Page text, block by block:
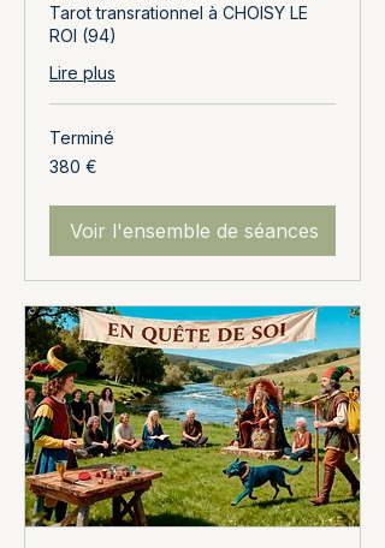
Tarot transrationnel à CHOISY LE
ROI (94)
Lire plus
Terminé
380
euros
380 €
Voir l'ensemble de séances